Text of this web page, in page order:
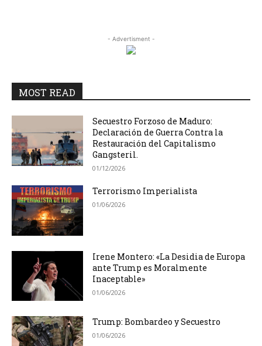
- Advertisment -
MOST READ
Secuestro Forzoso de Maduro:
Declaración de Guerra Contra la
Restauración del Capitalismo
Gangsteril.
01/12/2026
Terrorismo Imperialista
01/06/2026
Irene Montero: «La Desidia de Europa
ante Trump es Moralmente
Inaceptable»
01/06/2026
Trump: Bombardeo y Secuestro
01/06/2026